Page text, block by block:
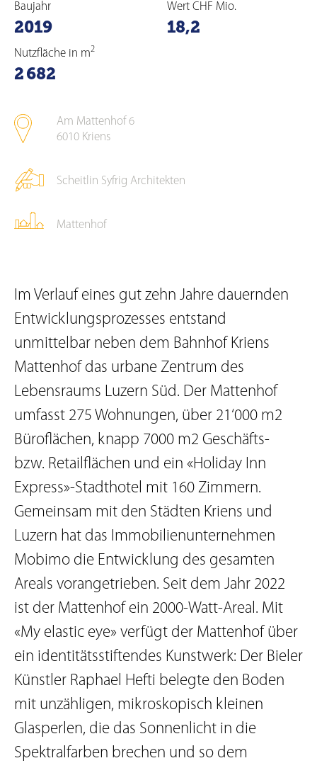
Baujahr
2019
Wert CHF Mio.
18,2
Nutzfläche in m2
2 682
Am Mattenhof 6
6010 Kriens
Scheitlin Syfrig Architekten
Mattenhof
Im Verlauf eines gut zehn Jahre dauernden
Entwicklungsprozesses entstand
unmittelbar neben dem Bahnhof Kriens
Mattenhof das urbane Zentrum des
Lebensraums Luzern Süd. Der Mattenhof
umfasst 275 Wohnungen, über 21‘000 m2
Büroflächen, knapp 7000 m2 Geschäfts-
bzw. Retailflächen und ein «Holiday Inn
Express»-Stadthotel mit 160 Zimmern.
Gemeinsam mit den Städten Kriens und
Luzern hat das Immobilienunternehmen
Mobimo die Entwicklung des gesamten
Areals vorangetrieben. Seit dem Jahr 2022
ist der Mattenhof ein 2000-Watt-Areal. Mit
«My elastic eye» verfügt der Mattenhof über
ein identitätsstiftendes Kunstwerk: Der Bieler
Künstler Raphael Hefti belegte den Boden
mit unzähligen, mikroskopisch kleinen
Glasperlen, die das Sonnenlicht in die
Spektralfarben brechen und so dem